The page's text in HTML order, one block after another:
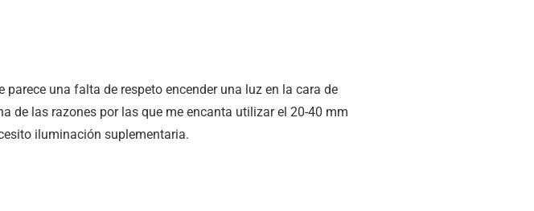
una falta de respeto encender una luz en la cara de
de las razones por las que me encanta utilizar el 20-40 mm
iluminación suplementaria.